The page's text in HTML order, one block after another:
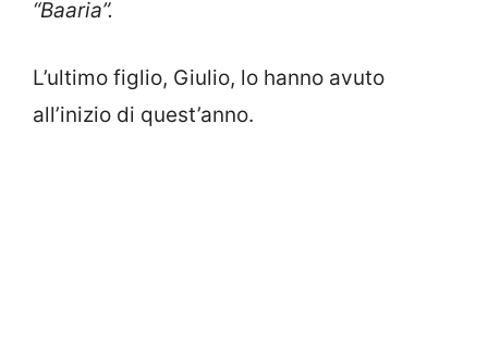
“Baaria”.
L’ultimo figlio, Giulio, lo hanno avuto
all’inizio di quest’anno.